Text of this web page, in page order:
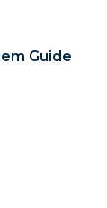
Guide